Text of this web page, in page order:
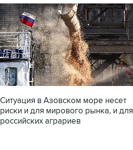
Ситуация в Азовском море несет
риски и для мирового рынка, и для
российских аграриев